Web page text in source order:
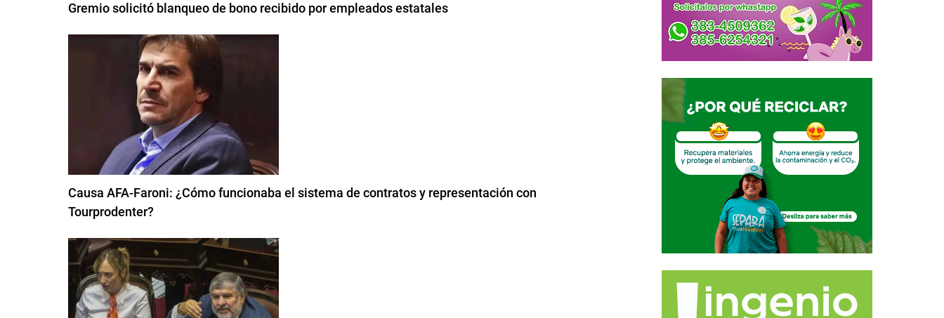
Gremio solicitó blanqueo de bono recibido por empleados estatales
Causa AFA-Faroni: ¿Cómo funcionaba el sistema de contratos y representación con
Tourprodenter?